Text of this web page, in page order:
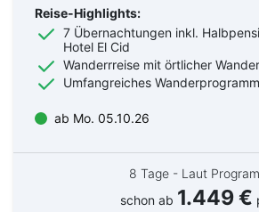
Reise-Highlights:
7 Übernachtungen inkl.
Hotel El Cid
Wanderrreise mit örtlicher
Umfangreiches
ab Mo. 05.10.26
8 Tage - Laut
schon ab 1.449 €